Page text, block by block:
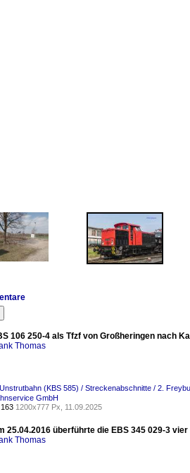
106 250-4 als Tfzf von Großheringen nach
Thomas
(KBS 585) / Streckenabschnitte / 2.
GmbH
163 1200x777 Px, 11.09.2025
25.04.2016 überführte die EBS 345 029-3
Thomas